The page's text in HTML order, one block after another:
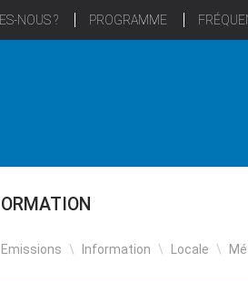
NOUS ? PROGRAMME
Emissions \ Information \ Locale \